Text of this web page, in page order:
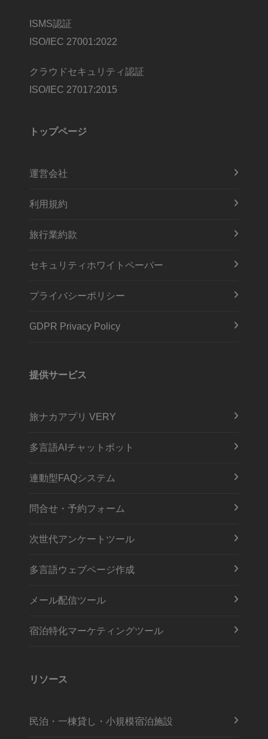
ISMS認証
ISO/IEC 27001:2022
クラウドセキュリティ認証
ISO/IEC 27017:2015
トップページ
運営会社
利用規約
旅行業約款
セキュリティホワイトペーパー
プライバシーポリシー
GDPR Privacy Policy
提供サービス
旅ナカアプリ VERY
多言語AIチャットボット
連動型FAQシステム
問合せ・予約フォーム
次世代アンケートツール
多言語ウェブページ作成
メール配信ツール
宿泊特化マーケティングツール
リソース
民泊・一棟貸し・小規模宿泊施設